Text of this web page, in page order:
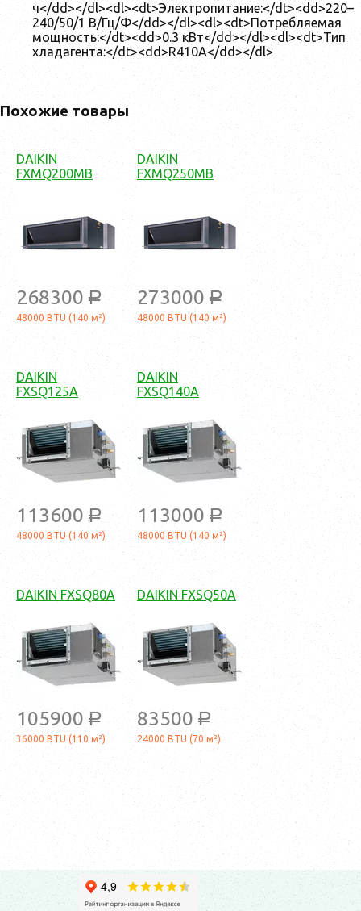
ч</dd></dl><dl><dt>Электропитание:</dt><dd>220–
240/50/1 В/Гц/Ф</dd></dl><dl><dt>Потребляемая
мощность:</dt><dd>0.3 кВт</dd></dl><dl><dt>Тип
хладагента:</dt><dd>R410A</dd></dl>
Похожие товары
DAIKIN
FXMQ200MB
268300 a
48000 BTU (140 м²)
DAIKIN
FXMQ250MB
273000 a
48000 BTU (140 м²)
DAIKIN
FXSQ125A
113600 a
48000 BTU (140 м²)
DAIKIN
FXSQ140A
113000 a
48000 BTU (140 м²)
DAIKIN FXSQ80A
105900 a
36000 BTU (110 м²)
DAIKIN FXSQ50A
83500 a
24000 BTU (70 м²)